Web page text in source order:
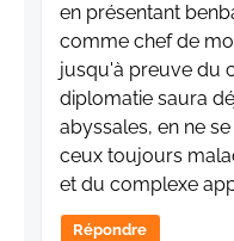
en présentant
comme chef de
jusqu'à preuve du
diplomatie saura
abyssales, en ne
ceux toujours
et du complexe
Répondre